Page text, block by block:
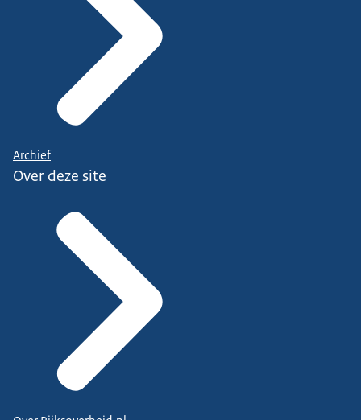
Archief
Over deze site